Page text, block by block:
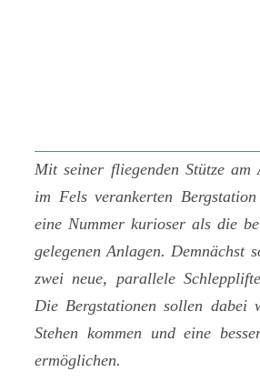
Mit seiner fliegenden Stütze am
im Fels verankerten
eine Nummer kurioser als die
gelegenen Anlagen. Demnächst
zwei neue, parallele
Die Bergstationen sollen dabei
Stehen kommen und eine
ermöglichen.